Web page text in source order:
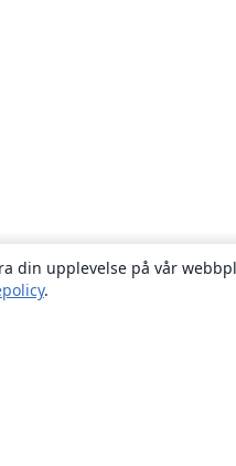
din upplevelse på vår
.